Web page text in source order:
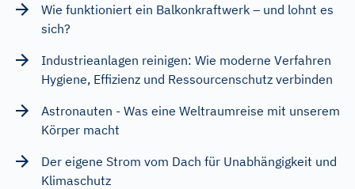
Wie funktioniert ein Balkonkraftwerk – und lohnt es
sich?
Industrieanlagen reinigen: Wie moderne Verfahren
Hygiene, Effizienz und Ressourcenschutz verbinden
Astronauten - Was eine Weltraumreise mit unserem
Körper macht
Der eigene Strom vom Dach für Unabhängigkeit und
Klimaschutz